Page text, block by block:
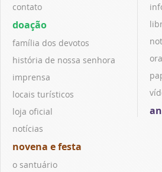
contato
doação
família dos devotos
história de nossa senhora
imprensa
locais turísticos
loja oficial
notícias
novena e festa
o santuário